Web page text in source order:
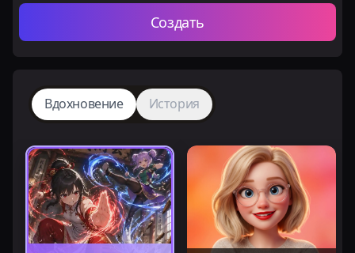
Создать
Вдохновение История